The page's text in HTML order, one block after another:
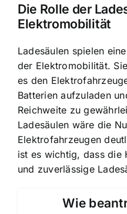
Die Rolle der
Elektromobilität
Ladesäulen spielen
der Elektromobilität.
es den
Batterien aufzuladen
Reichweite zu
Ladesäulen wäre die
Elektrofahrzeugen
ist es wichtig, dass die
und zuverlässige
Wie